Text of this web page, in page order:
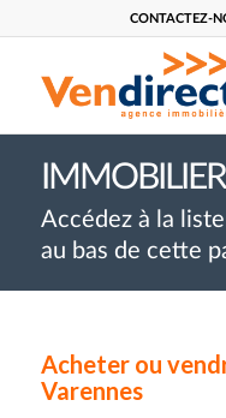
CONTACTEZ-
Accédez à la
au bas de cette
Acheter ou
Varennes